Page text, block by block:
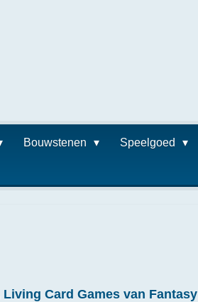
Bouwstenen Speelgoed
Card Games van Fantasy